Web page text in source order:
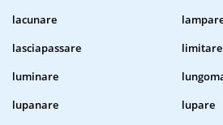
lacunare
lasciapassare
limitare
luminare
lupanare
lupare